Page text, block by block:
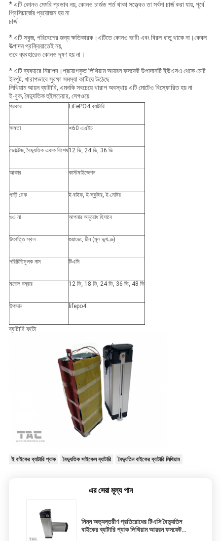
* এটি কোনও মেমরি প্রভাব নয়, কোনও চার্জড শর্ত থাকা সত্ত্বেও তা সর্বদা চার্জ করা যায়, পূর্বে
প্রিসিচার্জের প্রয়োজন হয় না
চার্জ
* এটি সবুজ, পরিবেশের জন্য ক্ষতিকারক।এটিতে কোনও ভারী এবং বিরল ধাতু থাকে না।কেবল
উত্পাদন প্রক্রিয়াতেই নয়,
তবে ব্যবহারেও কোনও দূষণ হয় না।
* এটি ব্যবহারে নিরাপদ।প্রয়োগকৃত লিথিয়াম আয়রন ফসফেট উপাদানটি ইউএসএ থেকে মোট
ইনপুট, খারাপভাবে সুরক্ষা সমস্যা কাটিয়ে উঠেছে
লিথিয়াম আয়ন ব্যাটারি, এমনকি সবচেয়ে খারাপ অবস্থায় এটি মোটেও বিস্ফোরিত হয় না
ই-বুক, বৈদ্যুতিক হুইলচেয়ার, সেগওয়ে
প্রকার LiFePO4 ব্যাটারি
ক্ষমতা <60 এএইচ
ভোল্টেজ, বৈদ্যুতিক একক বিশেষ12 ভি, 24 ভি, 36 ভি
আকার কাস্টমাইজেশন
গাড়ী মেক ই-বাইক, ই-স্কুটার, ই-মোটর
ওএ না আপনার অনুরোধ হিসাবে
উৎপত্তি স্থল গুয়াংডং, চীন (মূল ভূখণ্ড)
পরিচিতিমুলক নাম টিএসি
মডেল নম্বার 12 ভি, 18 ভি, 24 ভি, 36 ভি, 48 ভি
উপাদান lifepo4
ব্যাটারি ফটো
ই বাইকের ব্যাটারি প্যাক বৈদ্যুতিক সাইকেল ব্যাটারি বৈদ্যুতিন বাইকের ব্যাটারি লিথিয়াম
এর সেরা মূল্য পান
নিম্ন অভ্যন্তরীণ প্রতিরোধের টিএসি বৈদ্যুতিন
বাইকের ব্যাটারি প্যাক লিথিয়াম আয়রন ফসফেট